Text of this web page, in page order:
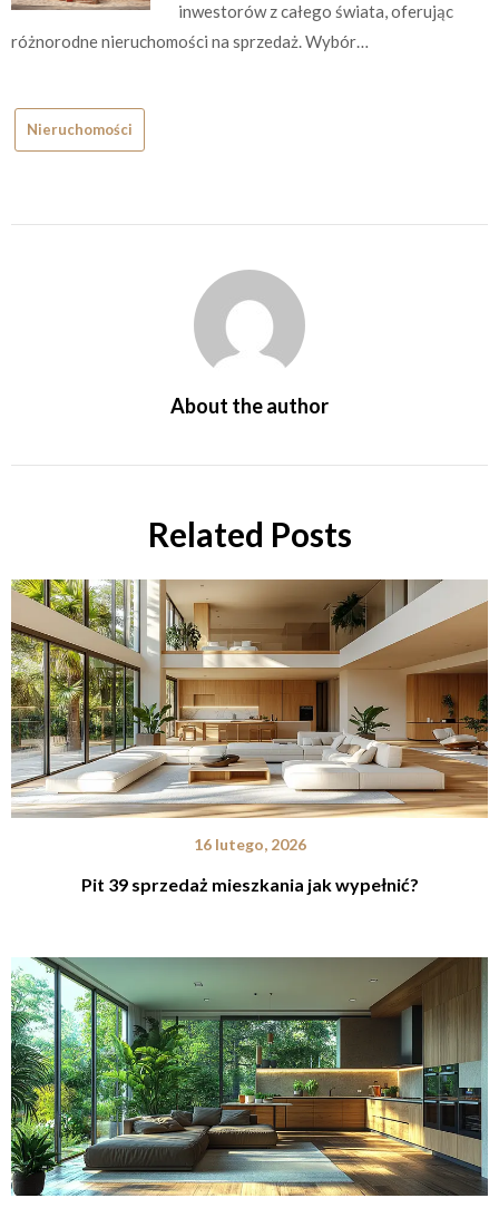
inwestorów z całego świata, oferując
różnorodne nieruchomości na sprzedaż. Wybór…
Nieruchomości
About the author
Related Posts
16 lutego, 2026
Pit 39 sprzedaż mieszkania jak wypełnić?